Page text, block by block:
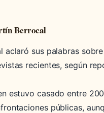
Berrocal
aclaró sus palabras sobre
recientes, según
estuvo casado entre
públicas,